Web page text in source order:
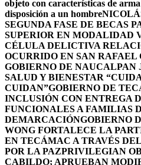
objeto con características de
disposición a un hombre
SEGUNDA FASE DE BECAS
SUPERIOR EN MODALIDAD
CÉLULA DELICTIVA
OCURRIDO EN SAN RAFAEL
GOBIERNO DE NAUCALPAN
SALUD Y BIENESTAR
CUIDAN”GOBIERNO DE
INCLUSIÓN CON ENTREGA
FUNCIONALES A FAMILIAS
DEMARCACIÓNGOBIERNO
WONG FORTALECE LA
EN TECÁMAC A TRAVÉS
POR LA PAZPRIVILEGIAN
CABILDO; APRUEBAN